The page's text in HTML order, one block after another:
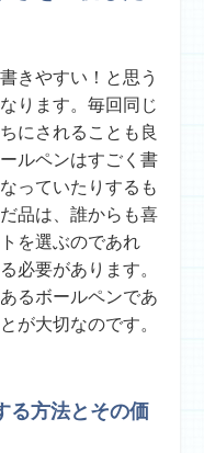
きやすい！と思う
ります。毎回同じ
にされることも良
ルペンはすごく書
っていたりするも
品は、誰からも喜
を選ぶのであれ
必要があります。
るボールペンであ
が大切なのです。
る方法とその価